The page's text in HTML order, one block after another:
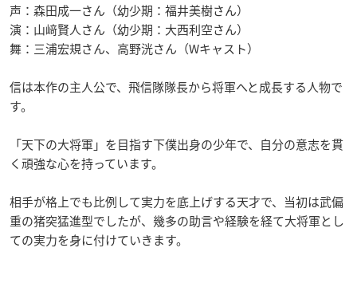
声：森田成一さん（幼少期：福井美樹さん）
演：山﨑賢人さん（幼少期：大西利空さん）
舞：三浦宏規さん、高野洸さん（Wキャスト）
信は本作の主人公で、飛信隊隊長から将軍へと成長する人物で
す。
「天下の大将軍」を目指す下僕出身の少年で、自分の意志を貫
く頑強な心を持っています。
相手が格上でも比例して実力を底上げする天才で、当初は武偏
重の猪突猛進型でしたが、幾多の助言や経験を経て大将軍とし
ての実力を身に付けていきます。